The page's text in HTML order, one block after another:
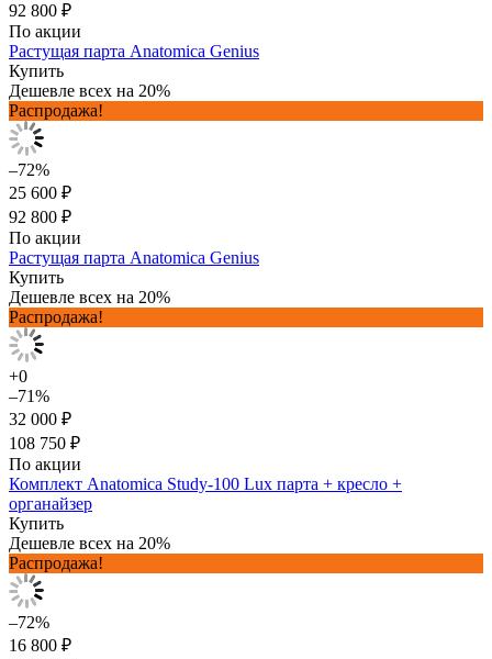
92 800 ₽
По акции
Растущая парта Anatomica Genius
Купить
Дешевле всех на 20%
Распродажа!
–72%
25 600 ₽
92 800 ₽
По акции
Растущая парта Anatomica Genius
Купить
Дешевле всех на 20%
Распродажа!
+0
–71%
32 000 ₽
108 750 ₽
По акции
Комплект Anatomica Study-100 Lux парта + кресло +
органайзер
Купить
Дешевле всех на 20%
Распродажа!
–72%
16 800 ₽